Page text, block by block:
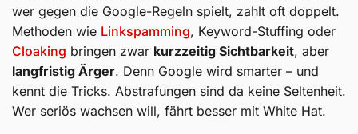
wer gegen die Google-Regeln spielt, zahlt oft doppelt.
Methoden wie Linkspamming, Keyword-Stuffing oder
Cloaking bringen zwar kurzzeitig Sichtbarkeit, aber
langfristig Ärger. Denn Google wird smarter – und
kennt die Tricks. Abstrafungen sind da keine Seltenheit.
Wer seriös wachsen will, fährt besser mit White Hat.